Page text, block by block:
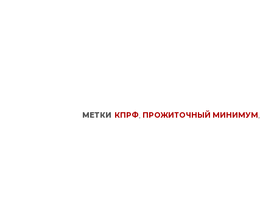
МЕТКИ КПРФ, ПРОЖИТОЧНЫЙ МИНИМУМ,